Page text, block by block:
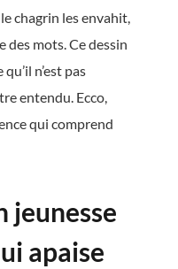
chagrin les envahit,
mots. Ce dessin
n’est pas
entendu. Ecco,
qui comprend
jeunesse
apaise